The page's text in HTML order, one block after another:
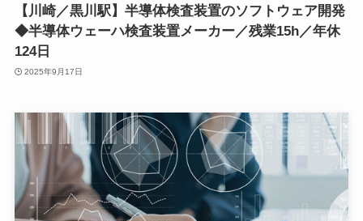
【川崎／黒川駅】半導体検査装置のソフトウェア開発
◆半導体ウェーハ検査装置メーカー／残業15h／年休
124日
2025年9月17日